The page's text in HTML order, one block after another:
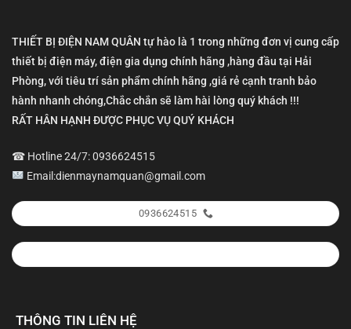
THIẾT BỊ ĐIỆN NAM QUÂN tự hào là 1 trong những đơn vị cung cấp
thiết bị điện máy, điện gia dụng chính hãng ,hàng đầu tại Hải
Phòng, với tiêu trí sản phẩm chính hãng ,giá rẻ cạnh tranh bảo
hành nhanh chóng,Chắc chắn sẽ làm hài lòng quý khách !!!
RẤT HÂN HẠNH ĐƯỢC PHỤC VỤ QUÝ KHÁCH
☎ Hotline 24/7: 0936624515
Email:dienmaynamquan@gmail.com
0936624515
THÔNG TIN LIÊN HỆ